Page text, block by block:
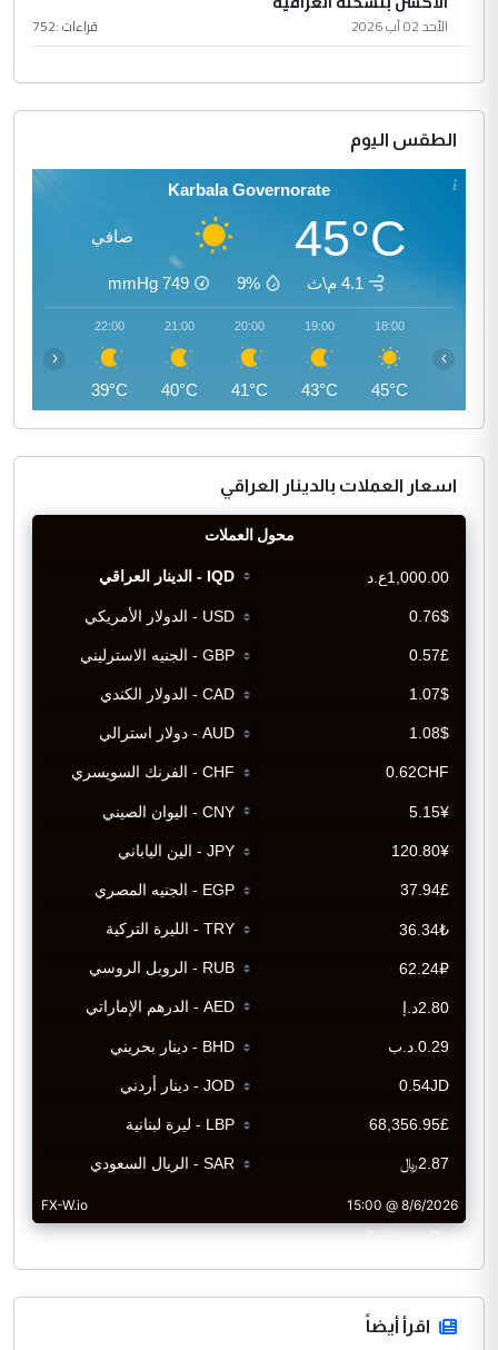
الأحد 02 آب 2026 قراءات :752
الطقس اليوم
Karbala Governorate
45°C صافي
4.1 م\ث 9%
749
mmHg
18:00
45°C
19:00
43°C
20:00
41°C
21:00
40°C
22:00
39°C
‹ ›
اسعار العملات بالدينار العراقي
CurrencyRate
اقرأ أيضاً